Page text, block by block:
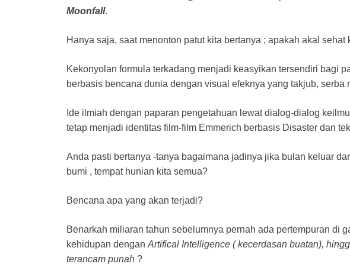
Moonfall.
Hanya saja, saat menonton patut kita bertanya ; apakah akal
Kekonyolan formula terkadang menjadi keasyikan tersendiri bagi
berbasis bencana dunia dengan visual efeknya yang takjub, serba
Ide ilmiah dengan paparan pengetahuan lewat dialog-dialog
tetap menjadi identitas film-film Emmerich berbasis Disaster dan
Anda pasti bertanya -tanya bagaimana jadinya jika bulan keluar
bumi , tempat hunian kita semua?
Bencana apa yang akan terjadi?
Benarkah miliaran tahun sebelumnya pernah ada pertempuran di
kehidupan dengan Artifical Intelligence ( kecerdasan buatan),
terancam punah ?